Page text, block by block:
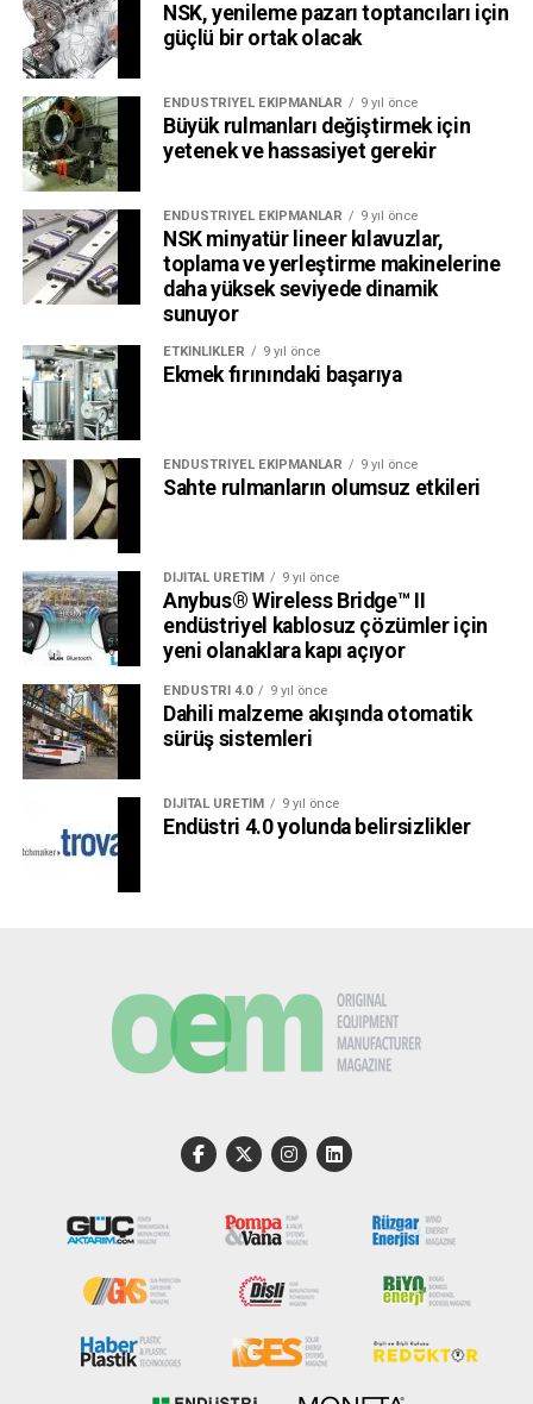
NSK, yenileme pazarı toptancıları için
güçlü bir ortak olacak
ENDÜSTRIYEL EKIPMANLAR 9 yıl önce
Büyük rulmanları değiştirmek için
yetenek ve hassasiyet gerekir
ENDÜSTRIYEL EKIPMANLAR 9 yıl önce
NSK minyatür lineer kılavuzlar,
toplama ve yerleştirme makinelerine
daha yüksek seviyede dinamik
sunuyor
ETKINLIKLER 9 yıl önce
Ekmek fırınındaki başarıya
ENDÜSTRIYEL EKIPMANLAR 9 yıl önce
Sahte rulmanların olumsuz etkileri
DIJITAL ÜRETIM 9 yıl önce
Anybus® Wireless Bridge™ II
endüstriyel kablosuz çözümler için
yeni olanaklara kapı açıyor
ENDÜSTRI 4.0 9 yıl önce
Dahili malzeme akışında otomatik
sürüş sistemleri
DIJITAL ÜRETIM 9 yıl önce
Endüstri 4.0 yolunda belirsizlikler